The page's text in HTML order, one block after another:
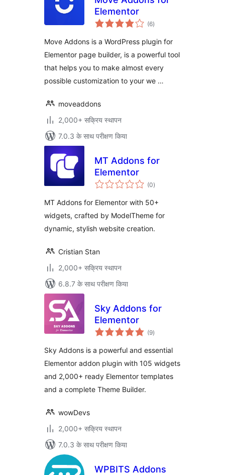
Elementor
(6कुल
दर)
Move Addons is a WordPress plugin for
Elementor page builder, is a powerful tool
that helps you to make almost every
possible customization to your we …
moveaddons
2,000+ सक्रिय स्थापन
7.0.3 के साथ परीक्षण किया
MT Addons for
Elementor
(0कुल
दर)
MT Addons for Elementor with 50+
widgets, crafted by ModelTheme for
dynamic, stylish website creation.
Cristian Stan
2,000+ सक्रिय स्थापन
6.8.7 के साथ परीक्षण किया
Sky Addons for
Elementor
(9कुल
दर)
Sky Addons is a powerful and essential
Elementor addon plugin with 105 widgets
and 2,000+ ready Elementor templates
and a complete Theme Builder.
wowDevs
2,000+ सक्रिय स्थापन
7.0.3 के साथ परीक्षण किया
WPBITS Addons